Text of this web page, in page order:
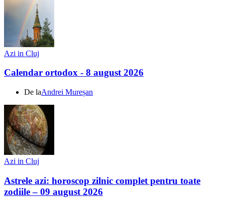
Azi in Cluj
Calendar ortodox - 8 august 2026
De laAndrei Mureșan
Azi in Cluj
Astrele azi: horoscop zilnic complet pentru toate
zodiile – 09 august 2026